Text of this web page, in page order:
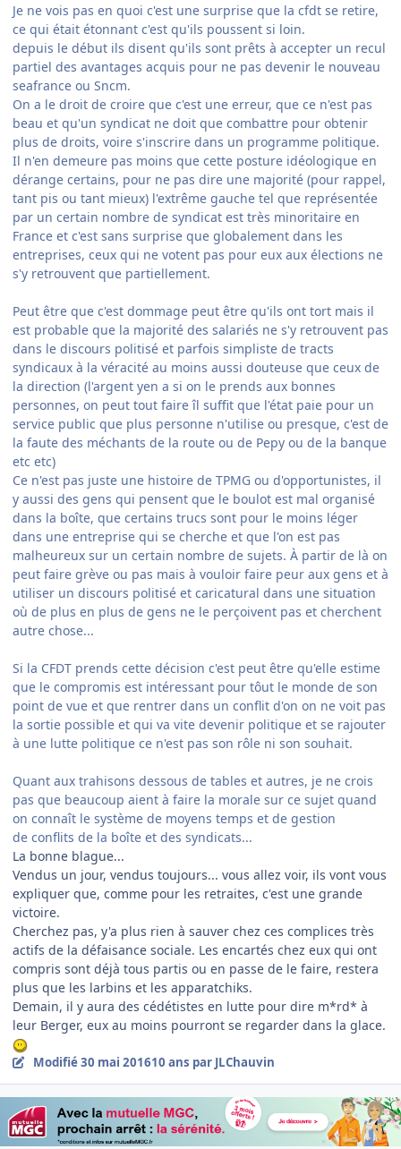
Je ne vois pas en quoi c'est une surprise que la cfdt se retire,
ce qui était étonnant c'est qu'ils poussent si loin.
depuis le début ils disent qu'ils sont prêts à accepter un recul
partiel des avantages acquis pour ne pas devenir le nouveau
seafrance ou Sncm.
On a le droit de croire que c'est une erreur, que ce n'est pas
beau et qu'un syndicat ne doit que combattre pour obtenir
plus de droits, voire s'inscrire dans un programme politique.
Il n'en demeure pas moins que cette posture idéologique en
dérange certains, pour ne pas dire une majorité (pour rappel,
tant pis ou tant mieux) l'extrême gauche tel que représentée
par un certain nombre de syndicat est très minoritaire en
France et c'est sans surprise que globalement dans les
entreprises, ceux qui ne votent pas pour eux aux élections ne
s'y retrouvent que partiellement.
Peut être que c'est dommage peut être qu'ils ont tort mais il
est probable que la majorité des salariés ne s'y retrouvent pas
dans le discours politisé et parfois simpliste de tracts
syndicaux à la véracité au moins aussi douteuse que ceux de
la direction (l'argent yen a si on le prends aux bonnes
personnes, on peut tout faire îl suffit que l'état paie pour un
service public que plus personne n'utilise ou presque, c'est de
la faute des méchants de la route ou de Pepy ou de la banque
etc etc)
Ce n'est pas juste une histoire de TPMG ou d'opportunistes, il
y aussi des gens qui pensent que le boulot est mal organisé
dans la boîte, que certains trucs sont pour le moins léger
dans une entreprise qui se cherche et que l'on est pas
malheureux sur un certain nombre de sujets. À partir de là on
peut faire grève ou pas mais à vouloir faire peur aux gens et à
utiliser un discours politisé et caricatural dans une situation
où de plus en plus de gens ne le perçoivent pas et cherchent
autre chose...
Si la CFDT prends cette décision c'est peut être qu'elle estime
que le compromis est intéressant pour tôut le monde de son
point de vue et que rentrer dans un conflit d'on on ne voit pas
la sortie possible et qui va vite devenir politique et se rajouter
à une lutte politique ce n'est pas son rôle ni son souhait.
Quant aux trahisons dessous de tables et autres, je ne crois
pas que beaucoup aient à faire la morale sur ce sujet quand
on connaît le système de moyens temps et de gestion
de conflits de la boîte et des syndicats...
La bonne blague...
Vendus un jour, vendus toujours... vous allez voir, ils vont vous
expliquer que, comme pour les retraites, c'est une grande
victoire.
Cherchez pas, y'a plus rien à sauver chez ces complices très
actifs de la défaisance sociale. Les encartés chez eux qui ont
compris sont déjà tous partis ou en passe de le faire, restera
plus que les larbins et les apparatchiks.
Demain, il y aura des cédétistes en lutte pour dire m*rd* à
leur Berger, eux au moins pourront se regarder dans la glace.
Modifié30 mai 201610 ans par JLChauvin